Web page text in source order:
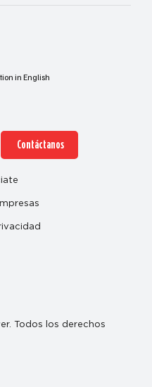
in English
Contáctanos
Todos los derechos